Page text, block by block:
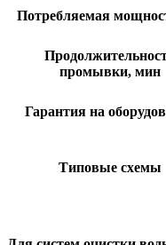
Потребляемая
промывки, мин
Гарантия на
Типовые схемы